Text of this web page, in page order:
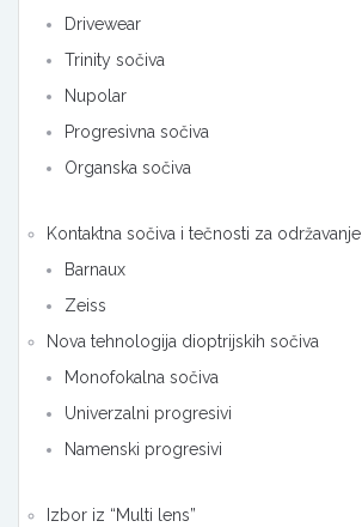
Drivewear
Trinity sočiva
Nupolar
Progresivna sočiva
Organska sočiva
Kontaktna sočiva i tečnosti za održavanje
Barnaux
Zeiss
Nova tehnologija dioptrijskih sočiva
Monofokalna sočiva
Univerzalni progresivi
Namenski progresivi
Izbor iz “Multi lens”